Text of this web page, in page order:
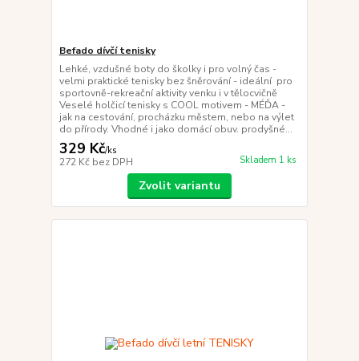
Befado dívčí tenisky
Lehké, vzdušné boty do školky i pro volný čas -
velmi praktické tenisky bez šněrování - ideální pro
sportovně-rekreační aktivity venku i v tělocvičně
Veselé holčicí tenisky s COOL motivem - MÉĎA -
jak na cestování, procházku městem, nebo na výlet
do přírody. Vhodné i jako domácí obuv. prodyšné...
329 Kč/ks
272 Kč bez DPH Skladem 1 ks
Zvolit variantu